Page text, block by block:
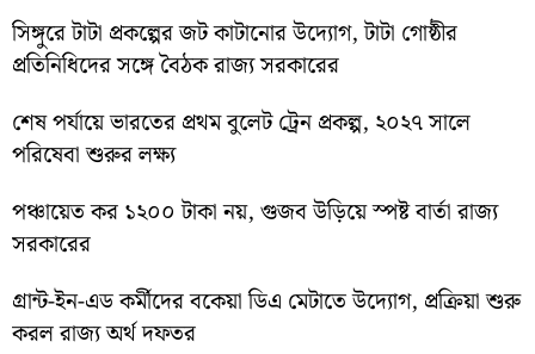
সিঙ্গুরে টাটা প্রকল্পের জট কাটানোর উদ্যোগ, টাটা গোষ্ঠীর
প্রতিনিধিদের সঙ্গে বৈঠক রাজ্য সরকারের
শেষ পর্যায়ে ভারতের প্রথম বুলেট ট্রেন প্রকল্প, ২০২৭ সালে
পরিষেবা শুরুর লক্ষ্য
পঞ্চায়েত কর ১২০০ টাকা নয়, গুজব উড়িয়ে স্পষ্ট বার্তা রাজ্য
সরকারের
গ্রান্ট-ইন-এড কর্মীদের বকেয়া ডিএ মেটাতে উদ্যোগ, প্রক্রিয়া শুরু
করল রাজ্য অর্থ দফতর